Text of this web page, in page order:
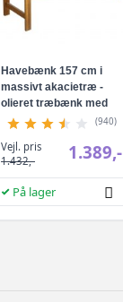
Havebænk 157 cm i
massivt akacietræ -
olieret træbænk med
ryglæn og armlæn (940)
Vejl. pris
1.432,-
1.389,-
På lager